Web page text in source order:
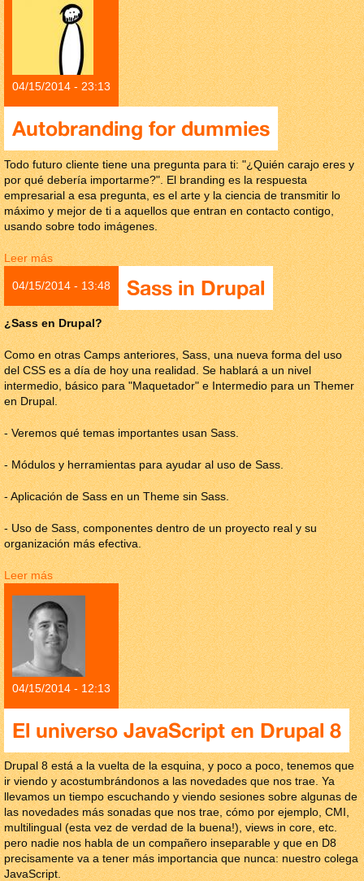
04/15/2014 - 23:13
Autobranding for dummies
Todo futuro cliente tiene una pregunta para ti: "¿Quién carajo eres y
por qué debería importarme?". El branding es la respuesta
empresarial a esa pregunta, es el arte y la ciencia de transmitir lo
máximo y mejor de ti a aquellos que entran en contacto contigo,
usando sobre todo imágenes.
Leer mássobre Autobranding for dummies
04/15/2014 - 13:48 Sass in Drupal
¿Sass en Drupal?
Como en otras Camps anteriores, Sass, una nueva forma del uso
del CSS es a día de hoy una realidad. Se hablará a un nivel
intermedio, básico para "Maquetador" e Intermedio para un Themer
en Drupal.
- Veremos qué temas importantes usan Sass.
- Módulos y herramientas para ayudar al uso de Sass.
- Aplicación de Sass en un Theme sin Sass.
- Uso de Sass, componentes dentro de un proyecto real y su
organización más efectiva.
Leer mássobre Sass in Drupal
04/15/2014 - 12:13
El universo JavaScript en Drupal 8
Drupal 8 está a la vuelta de la esquina, y poco a poco, tenemos que
ir viendo y acostumbrándonos a las novedades que nos trae. Ya
llevamos un tiempo escuchando y viendo sesiones sobre algunas de
las novedades más sonadas que nos trae, cómo por ejemplo, CMI,
multilingual (esta vez de verdad de la buena!), views in core, etc.
pero nadie nos habla de un compañero inseparable y que en D8
precisamente va a tener más importancia que nunca: nuestro colega
JavaScript.